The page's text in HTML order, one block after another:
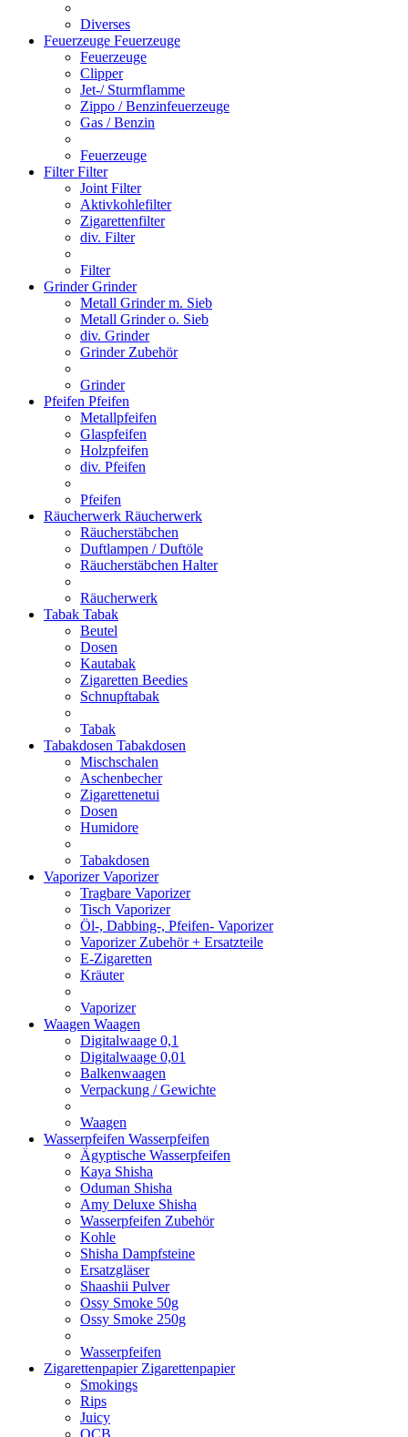
Diverses
Feuerzeuge Feuerzeuge
Feuerzeuge
Clipper
Jet-/ Sturmflamme
Zippo / Benzinfeuerzeuge
Gas / Benzin
Feuerzeuge
FilterFilter
Joint Filter
Aktivkohlefilter
Zigarettenfilter
div. Filter
Filter
GrinderGrinder
Metall Grinder m. Sieb
Metall Grinder o. Sieb
div. Grinder
Grinder Zubehör
Grinder
Pfeifen Pfeifen
Metallpfeifen
Glaspfeifen
Holzpfeifen
div. Pfeifen
Pfeifen
Räucherwerk Räucherwerk
Räucherstäbchen
Duftlampen / Duftöle
Räucherstäbchen Halter
Räucherwerk
Tabak Tabak
Beutel
Dosen
Kautabak
Zigaretten Beedies
Schnupftabak
Tabak
Tabakdosen Tabakdosen
Mischschalen
Aschenbecher
Zigarettenetui
Dosen
Humidore
Tabakdosen
VaporizerVaporizer
Tragbare Vaporizer
Tisch Vaporizer
Öl-, Dabbing-, Pfeifen- Vaporizer
Vaporizer Zubehör + Ersatzteile
E-Zigaretten
Kräuter
Vaporizer
Waagen Waagen
Digitalwaage 0,1
Digitalwaage 0,01
Balkenwaagen
Verpackung / Gewichte
Waagen
Wasserpfeifen Wasserpfeifen
Ägyptische Wasserpfeifen
Kaya Shisha
Oduman Shisha
Amy Deluxe Shisha
Wasserpfeifen Zubehör
Kohle
Shisha Dampfsteine
Ersatzgläser
Shaashii Pulver
Ossy Smoke 50g
Ossy Smoke 250g
Wasserpfeifen
Zigarettenpapier Zigarettenpapier
Smokings
Rips
Juicy
OCB